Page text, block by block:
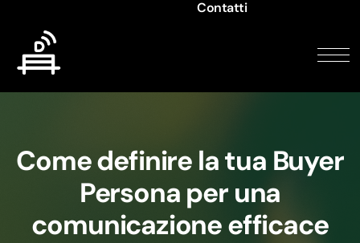
Contatti
Come definire la tua Buyer
Persona per una
comunicazione efficace